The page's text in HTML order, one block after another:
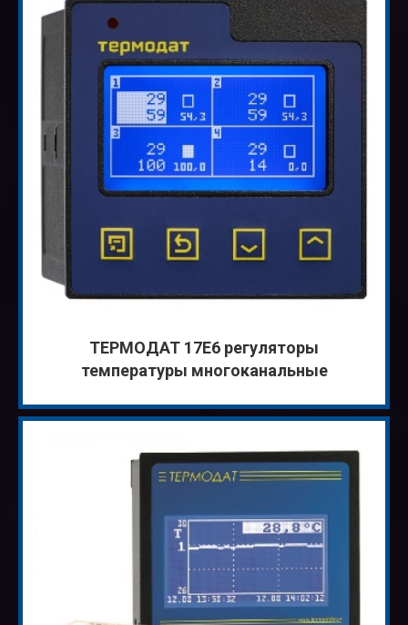
ТЕРМОДАТ 17Е6 регуляторы
температуры многоканальные